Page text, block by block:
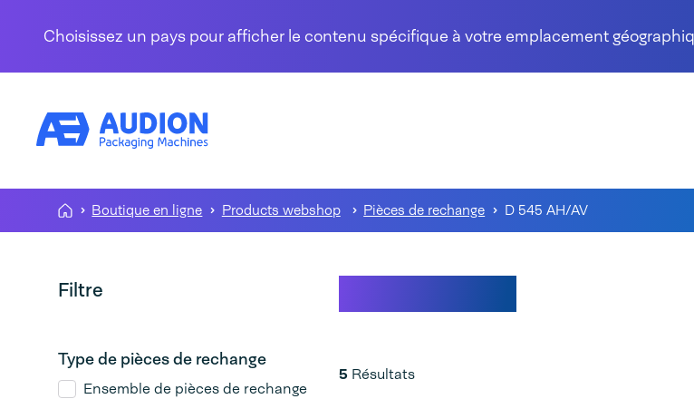
Choisissez un pays pour afficher le contenu spécifique à votre emplacement
Boutique en ligne Products webshop Pièces de rechange D 545 AH/AV
Filtre
Type de pièces de rechange
Ensemble de pièces de rechange
5 Résultats